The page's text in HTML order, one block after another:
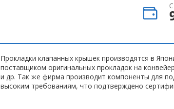
Прокладки клапанных крышек производятся в
поставщиком оригинальных прокладок на
и др. Так же фирма производит компоненты для
высоким требованиям, что подтверждено